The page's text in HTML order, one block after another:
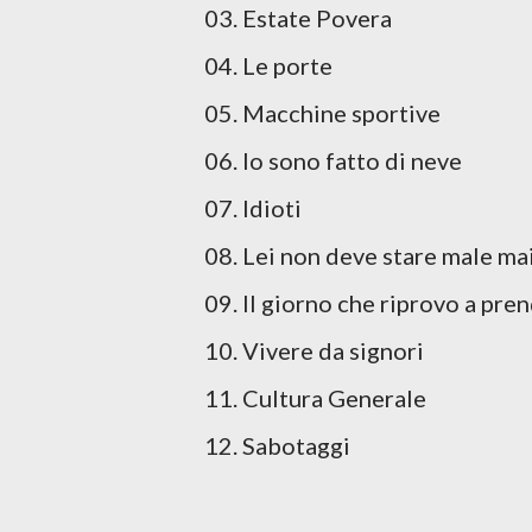
03. Estate Povera
04. Le porte
05. Macchine sportive
06. Io sono fatto di neve
07. Idioti
08. Lei non deve stare male mai
09. Il giorno che riprovo a
10. Vivere da signori
11. Cultura Generale
12. Sabotaggi